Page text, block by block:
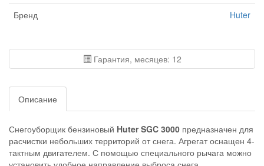
Бренд
Huter
Гарантия, месяцев: 12
Описание
Снегоуборщик бензиновый Huter SGC 3000 предназначен для
расчистки небольших территорий от снега. Агрегат оснащен 4-
тактным двигателем. С помощью специального рычага можно